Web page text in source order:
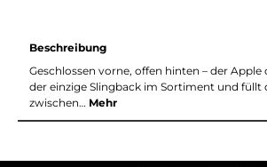
Beschreibung
Geschlossen vorne, offen hinten – der Apple
der einzige Slingback im Sortiment und füllt
zwischen… Mehr